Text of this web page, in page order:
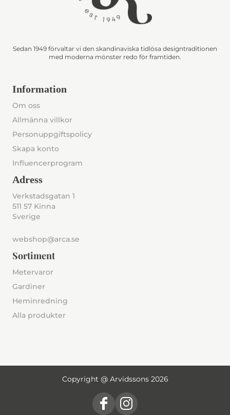
Sedan 1949 förvaltar vi den skandinaviska tidlösa designtraditionen
med moderna mönster redo för framtiden.
Information
Om oss
Allmänna villkor
Personuppgiftspolicy
Skapa konto
Influencerprogram
Adress
Verkstadsgatan 1
511 57 Kinna
Sverige
webshop@arca.se
Sortiment
Metervaror
Gardiner
Heminredning
Alla produkter
Copyright @ Arvidssons 2026